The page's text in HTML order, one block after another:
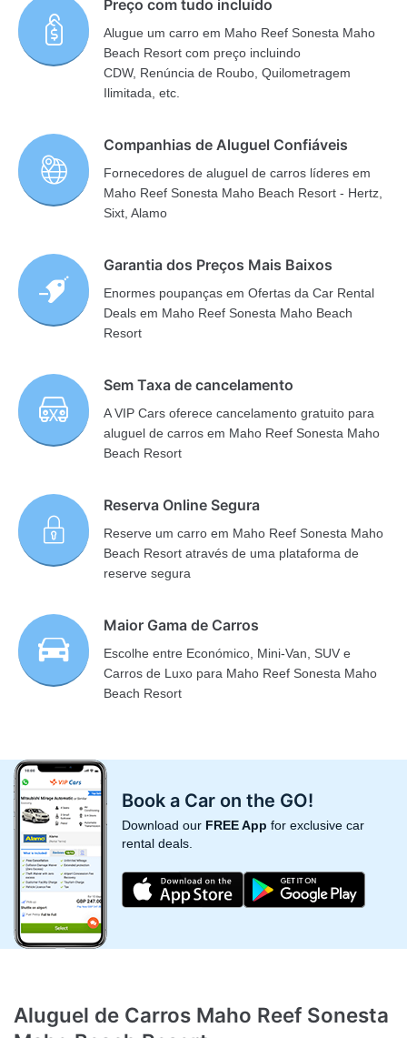
Preço com tudo incluído
Alugue um carro em Maho Reef Sonesta Maho
Beach Resort com preço incluindo
CDW, Renúncia de Roubo, Quilometragem
Ilimitada, etc.
Companhias de Aluguel Confiáveis
Fornecedores de aluguel de carros líderes em
Maho Reef Sonesta Maho Beach Resort - Hertz,
Sixt, Alamo
Garantia dos Preços Mais Baixos
Enormes poupanças em Ofertas da Car Rental
Deals em Maho Reef Sonesta Maho Beach
Resort
Sem Taxa de cancelamento
A VIP Cars oferece cancelamento gratuito para
aluguel de carros em Maho Reef Sonesta Maho
Beach Resort
Reserva Online Segura
Reserve um carro em Maho Reef Sonesta Maho
Beach Resort através de uma plataforma de
reserve segura
Maior Gama de Carros
Escolhe entre Económico, Mini-Van, SUV e
Carros de Luxo para Maho Reef Sonesta Maho
Beach Resort
Book a Car on the GO!
Download our FREE App for exclusive car
rental deals.
Aluguel de Carros Maho Reef Sonesta